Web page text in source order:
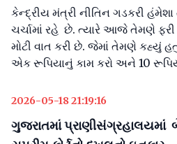
કેન્દ્રીય મંત્રી નીતિન ગડકરી
ચર્ચામાં રહે છે. ત્યારે આજે તેમણે
મોટી વાત કરી છે. જેમાં તેમણે કહ્યું
એક રૂપિયાનું કામ કરો અને 10
2026-05-18 21:19:16
ગુજરાતમાં